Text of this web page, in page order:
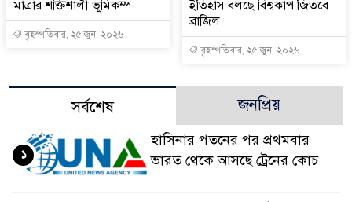
মাত্রার শক্তিশালী ভূমিকম্প
বৃহস্পতিবার, ২৫ জুন, ২০২৬
ইতিহাস বলছে বিশ্বকাপ জিতবে
ব্রাজিল
বৃহস্পতিবার, ২৫ জুন, ২০২৬
সর্বশেষ জনপ্রিয়
হাসিনার পতনের পর প্রথমবার
ভারত থেকে আসছে ট্রেনের কোচ
১